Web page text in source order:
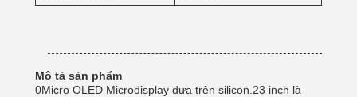
Mô tả sản phẩm
0Micro OLED Microdisplay dựa trên silicon.23 inch là